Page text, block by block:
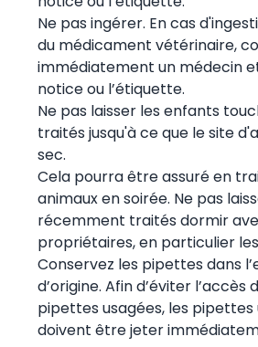
Ne pas ingérer. En cas
du médicament vétérinaire,
immédiatement un médecin
notice ou l’étiquette.
Ne pas laisser les enfants
traités jusqu'à ce que le site
sec.
Cela pourra être assuré en
animaux en soirée. Ne pas
récemment traités dormir
propriétaires, en particulier
Conservez les pipettes dans
d’origine. Afin d’éviter l’accès
pipettes usagées, les pipettes
doivent être jeter